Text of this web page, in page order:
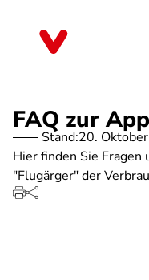
FAQ zur
Stand:20.
Hier finden Sie
"Flugärger" der